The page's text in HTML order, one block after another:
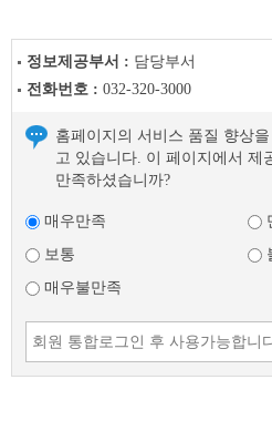
정보제공부서 : 담당부서
전화번호 : 032-320-3000
홈페이지의 서비스 품질 향상
고 있습니다. 이 페이지에서 제
만족하셨습니까?
매우만족
보통
매우불만족